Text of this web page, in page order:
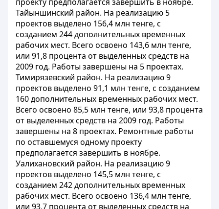
Тайыншинский район. На реализацию 5
проектов выделено 156,4 млн тенге, с
созданием 244 дополнительных временных
рабочих мест. Всего освоено 143,6 млн тенге,
или 91,8 процента от выделенных средств на
2009 год. Работы завершены на 5 проектах.
Тимирязевский район. На реализацию 9
проектов выделено 91,1 млн тенге, с созданием
160 дополнительных временных рабочих мест.
Всего освоено 85,5 млн тенге, или 93,8 процента
от выделенных средств на 2009 год. Работы
завершены на 8 проектах. Ремонтные работы
по оставшемуся одному проекту
предполагается завершить в ноябре.
Уалихановский район. На реализацию 9
проектов выделено 145,5 млн тенге, с
созданием 242 дополнительных временных
рабочих мест. Всего освоено 136,4 млн тенге,
или 93,7 процента от выделенных средств на